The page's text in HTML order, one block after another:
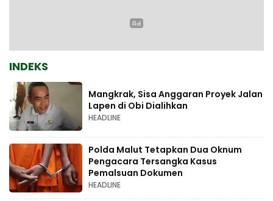
INDEKS
Mangkrak, Sisa Anggaran Proyek Jalan
Lapen di Obi Dialihkan
HEADLINE
Polda Malut Tetapkan Dua Oknum
Pengacara Tersangka Kasus
Pemalsuan Dokumen
HEADLINE